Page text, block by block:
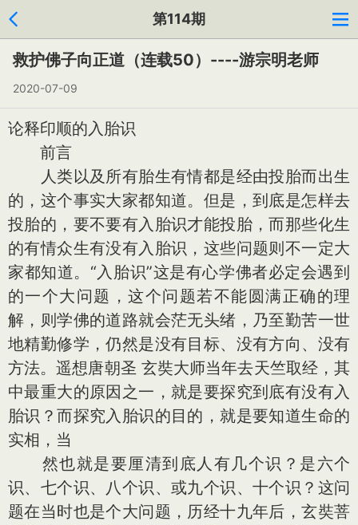
第114期
救护佛子向正道（连载50）----游宗明老师
2020-07-09
论释印顺的入胎识
前言
人类以及所有胎生有情都是经由投胎而出生
的，这个事实大家都知道。但是，到底是怎样去
投胎的，要不要有入胎识才能投胎，而那些化生
的有情众生有没有入胎识，这些问题则不一定大
家都知道。“入胎识”这是有心学佛者必定会遇到
的一个大问题，这个问题若不能圆满正确的理
解，则学佛的道路就会茫无头绪，乃至勤苦一世
地精勤修学，仍然是没有目标、没有方向、没有
方法。遥想唐朝圣 玄奘大师当年去天竺取经，其
中最重大的原因之一，就是要探究到底有没有入
胎识？而探究入胎识的目的，就是要知道生命的
实相，当
然也就是要厘清到底人有几个识？是六个
识、七个识、八个识、或九个识、十个识？这问
题在当时也是个大问题，历经十九年后，玄奘菩